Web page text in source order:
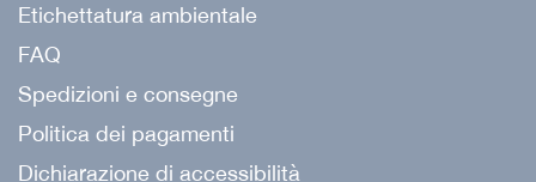
Etichettatura ambientale
FAQ
Spedizioni e consegne
Politica dei pagamenti
Dichiarazione di accessibilità